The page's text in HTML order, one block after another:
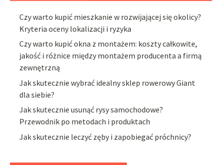
Czy warto kupić mieszkanie w rozwijającej się okolicy?
Kryteria oceny lokalizacji i ryzyka
Czy warto kupić okna z montażem: koszty całkowite,
jakość i różnice między montażem producenta a firmą
zewnętrzną
Jak skutecznie wybrać idealny sklep rowerowy Giant
dla siebie?
Jak skutecznie usunąć rysy samochodowe?
Przewodnik po metodach i produktach
Jak skutecznie leczyć zęby i zapobiegać próchnicy?